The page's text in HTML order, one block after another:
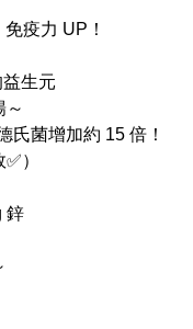
疫力 UP！
生元
～
氏菌增加約 15 倍！
）
鋅